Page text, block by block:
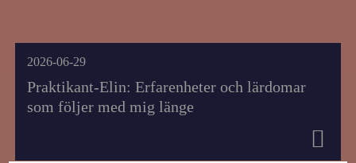
2026-06-29
Praktikant-Elin: Erfarenheter och lärdomar
som följer med mig länge